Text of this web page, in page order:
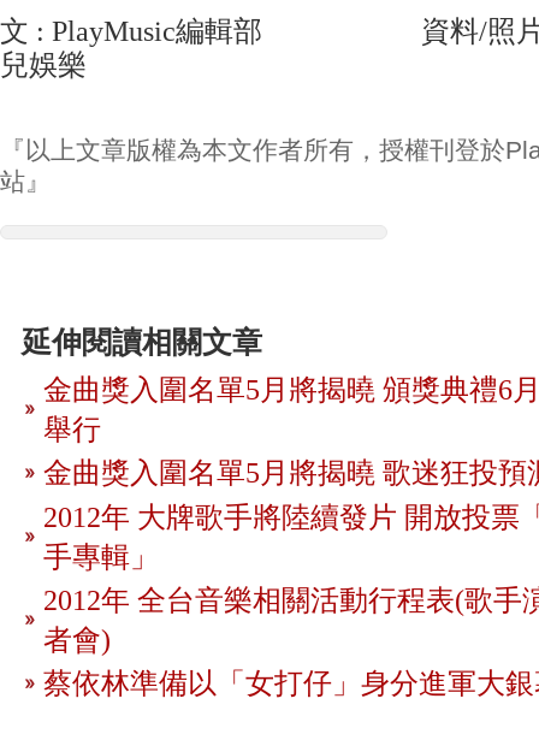
文 : PlayMusic編輯部 資料/照片 :
兒娛樂
『以上文章版權為本文作者所有，授權刊登於
站』
延伸閱讀相關文章
金曲獎入圍名單5月將揭曉 頒獎典禮6
舉行
金曲獎入圍名單5月將揭曉 歌迷狂投預
2012年 大牌歌手將陸續發片 開放投票
手專輯」
2012年 全台音樂相關活動行程表(歌手
者會)
蔡依林準備以「女打仔」身分進軍大